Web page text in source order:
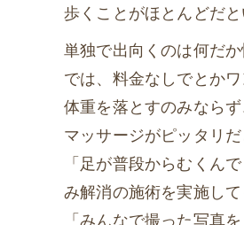
歩くことがほとんどだ
単独で出向くのは何だ
では、料金なしでとか
体重を落とすのみなら
マッサージがピッタリ
「足が普段からむくん
み解消の施術を実施し
「みんなで撮った写真